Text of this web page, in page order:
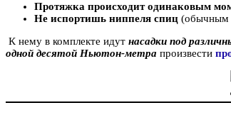
Протяжка происходит одинаковым
Не испортишь ниппеля спиц (обычным
К нему в комплекте идут насадки под
одной десятой Ньютон-метра произвести